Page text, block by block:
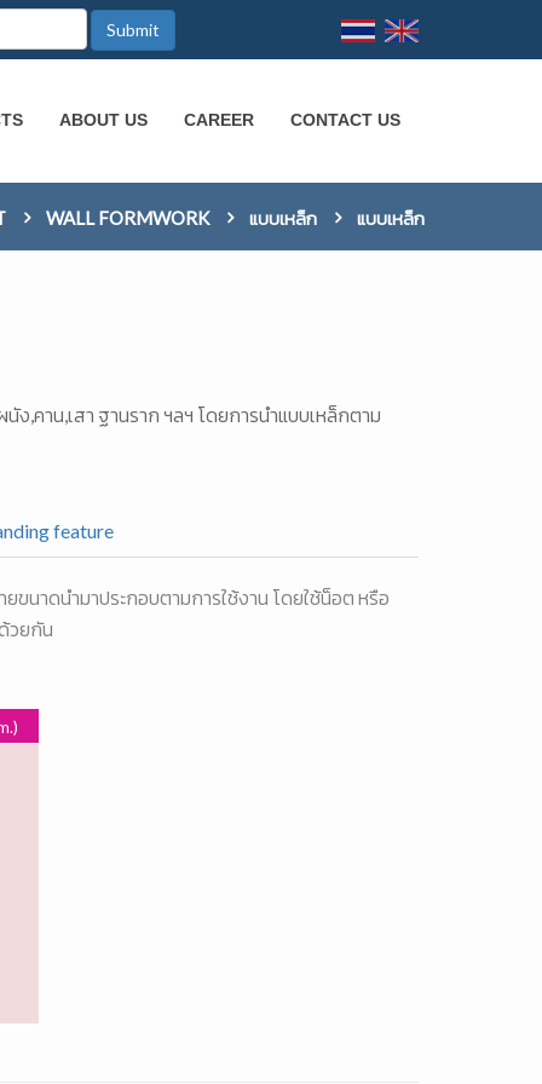
Submit
ABOUT US CAREER CONTACT US
WALL FORMWORK แบบเหล็ก แบบเหล็ก
ง,คาน,เสา ฐานราก ฯลฯ โดยการนำแบบเหล็กตาม
feature
ขนาดนำมาประกอบตามการใช้งาน โดยใช้น็อต หรือ
วยกัน